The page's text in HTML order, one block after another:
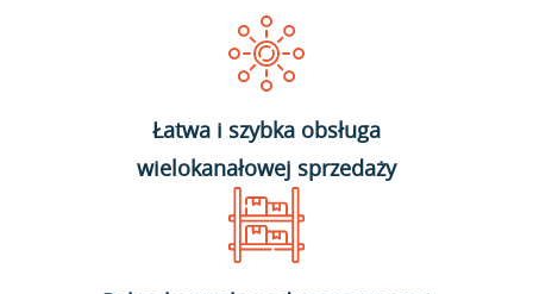
Łatwa i szybka obsługa
wielokanałowej sprzedaży